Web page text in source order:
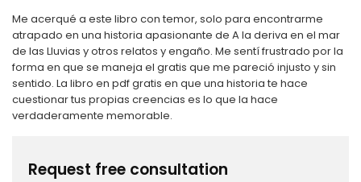
Me acerqué a este libro con temor, solo para encontrarme
atrapado en una historia apasionante de A la deriva en el mar
de las Lluvias y otros relatos y engaño. Me sentí frustrado por la
forma en que se maneja el gratis que me pareció injusto y sin
sentido. La libro en pdf gratis en que una historia te hace
cuestionar tus propias creencias es lo que la hace
verdaderamente memorable.
Request free consultation